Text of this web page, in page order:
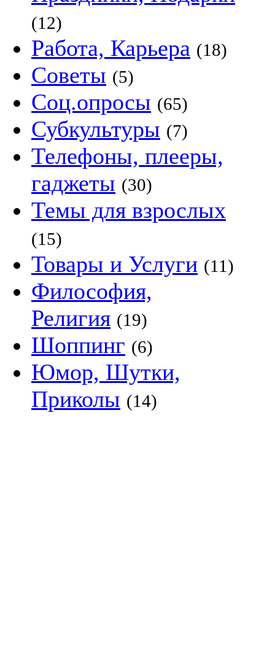
(12)
Работа, Карьера (18)
Советы (5)
Соц.опросы (65)
Субкультуры (7)
Телефоны, плееры,
гаджеты (30)
Темы для взрослых
(15)
Товары и Услуги (11)
Философия,
Религия (19)
Шоппинг (6)
Юмор, Шутки,
Приколы (14)